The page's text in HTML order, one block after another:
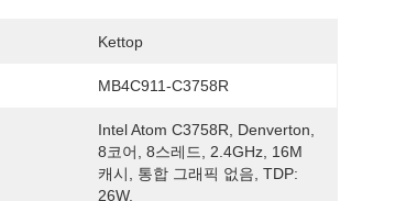
Kettop
MB4C911-C3758R
Intel Atom C3758R, Denverton,
8코어, 8스레드, 2.4GHz, 16M
캐시, 통합 그래픽 없음, TDP:
26W.